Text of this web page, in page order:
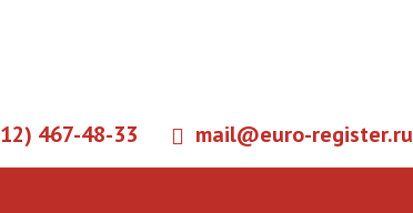
467-48-33 mail@euro-register.ru